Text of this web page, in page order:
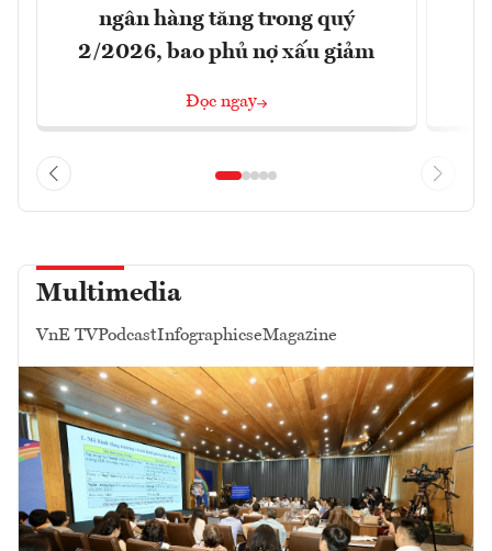
ngân hàng tăng trong quý
2/2026, bao phủ nợ xấu giảm
Đọc ngay
Multimedia
VnE TVPodcastInfographicseMagazine